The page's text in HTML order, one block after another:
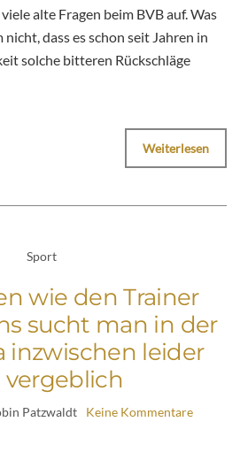
alte Fragen beim BVB auf. Was
dass es schon seit Jahren in
solche bitteren Rückschläge
Weiterlesen
Sport
wie den Trainer
sucht man in der
inzwischen leider
vergeblich
Patzwaldt Keine Kommentare